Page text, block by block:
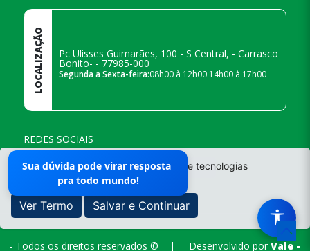
O site da Prefeitura não utiliza cookies e tecnologias
semelhantes.
Ver Termo Salvar e Continuar
LOCALIZAÇÃO Pc Ulisses Guimarães, 100 - S Central, - Carrasco
Bonito- - 77985-000
Segunda a Sexta-feira:08h00 à 12h00 14h00 à 17h00
REDES SOCIAIS
Mapa do Site
Responsável pelo Portal
Leticia
- Todos os direitos reservados © | Desenvolvido por Vale -
Sua dúvida pode virar resposta
pra todo mundo!